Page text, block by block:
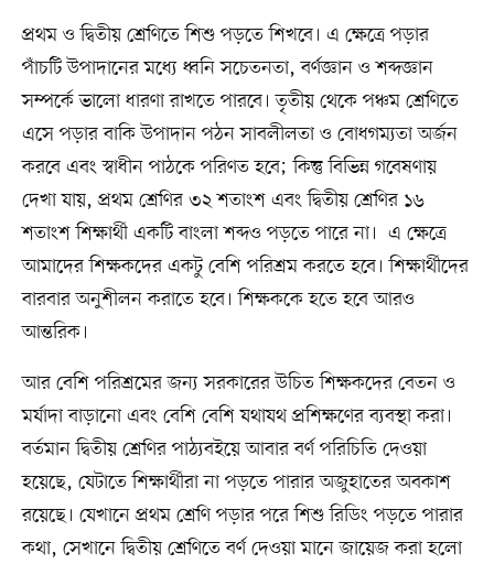
প্রথম ও দ্বিতীয় শ্রেণিতে শিশু পড়তে শিখবে। এ ক্ষেত্রে পড়ার
পাঁচটি উপাদানের মধ্যে ধ্বনি সচেতনতা, বর্ণজ্ঞান ও শব্দজ্ঞান
সম্পর্কে ভালো ধারণা রাখতে পারবে। তৃতীয় থেকে পঞ্চম শ্রেণিতে
এসে পড়ার বাকি উপাদান পঠন সাবলীলতা ও বোধগম্যতা অর্জন
করবে এবং স্বাধীন পাঠকে পরিণত হবে; কিন্তু বিভিন্ন গবেষণায়
দেখা যায়, প্রথম শ্রেণির ৩২ শতাংশ এবং দ্বিতীয় শ্রেণির ১৬
শতাংশ শিক্ষার্থী একটি বাংলা শব্দও পড়তে পারে না। এ ক্ষেত্রে
আমাদের শিক্ষকদের একটু বেশি পরিশ্রম করতে হবে। শিক্ষার্থীদের
বারবার অনুশীলন করাতে হবে। শিক্ষককে হতে হবে আরও
আন্তরিক।
আর বেশি পরিশ্রমের জন্য সরকারের উচিত শিক্ষকদের বেতন ও
মর্যাদা বাড়ানো এবং বেশি বেশি যথাযথ প্রশিক্ষণের ব্যবস্থা করা।
বর্তমান দ্বিতীয় শ্রেণির পাঠ্যবইয়ে আবার বর্ণ পরিচিতি দেওয়া
হয়েছে, যেটাতে শিক্ষার্থীরা না পড়তে পারার অজুহাতের অবকাশ
রয়েছে। যেখানে প্রথম শ্রেণি পড়ার পরে শিশু রিডিং পড়তে পারার
কথা, সেখানে দ্বিতীয় শ্রেণিতে বর্ণ দেওয়া মানে জায়েজ করা হলো